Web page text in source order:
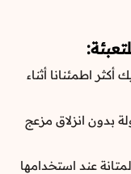
اطمئنانا أثناء
بدون انزلاق مزعج
عند استخدامها